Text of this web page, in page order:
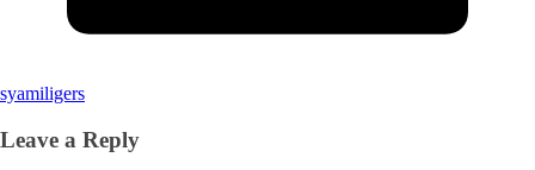
syamiligers
Leave a Reply